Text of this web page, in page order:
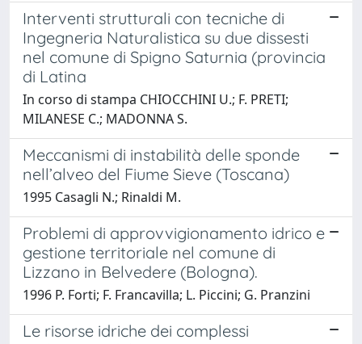
Interventi strutturali con tecniche di
Ingegneria Naturalistica su due dissesti
nel comune di Spigno Saturnia (provincia
di Latina
In corso di stampa CHIOCCHINI U.; F. PRETI;
MILANESE C.; MADONNA S.
Meccanismi di instabilità delle sponde
nell’alveo del Fiume Sieve (Toscana)
1995 Casagli N.; Rinaldi M.
Problemi di approvvigionamento idrico e
gestione territoriale nel comune di
Lizzano in Belvedere (Bologna).
1996 P. Forti; F. Francavilla; L. Piccini; G. Pranzini
Le risorse idriche dei complessi